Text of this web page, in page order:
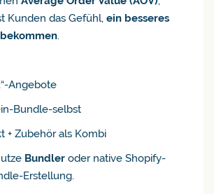
Kunden das Gefühl, ein besseres
.
Angebote
Bundle-selbst
+ Zubehör als Kombi
Bundler oder native Shopify-
Erstellung.